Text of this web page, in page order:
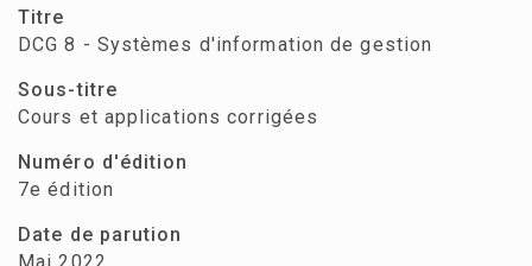
Titre
DCG 8 - Systèmes d'information de gestion
Sous-titre
Cours et applications corrigées
Numéro d'édition
7e édition
Date de parution